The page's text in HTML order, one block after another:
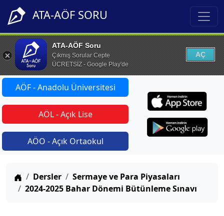
ATA-AÖF SORU
ATA-AÖF Soru
Çıkmış Sorular Cepte
ÜCRETSİZ - Google Play'de
AÇ
AÖF - Anadolu Üniversitesi
AÖL - Açık Lise
AÖO - Açık Ortaokul
Anasayfa
Dersler
Sermaye ve Para Piyasaları
2024-2025 Bahar Dönemi Bütünleme Sınavı